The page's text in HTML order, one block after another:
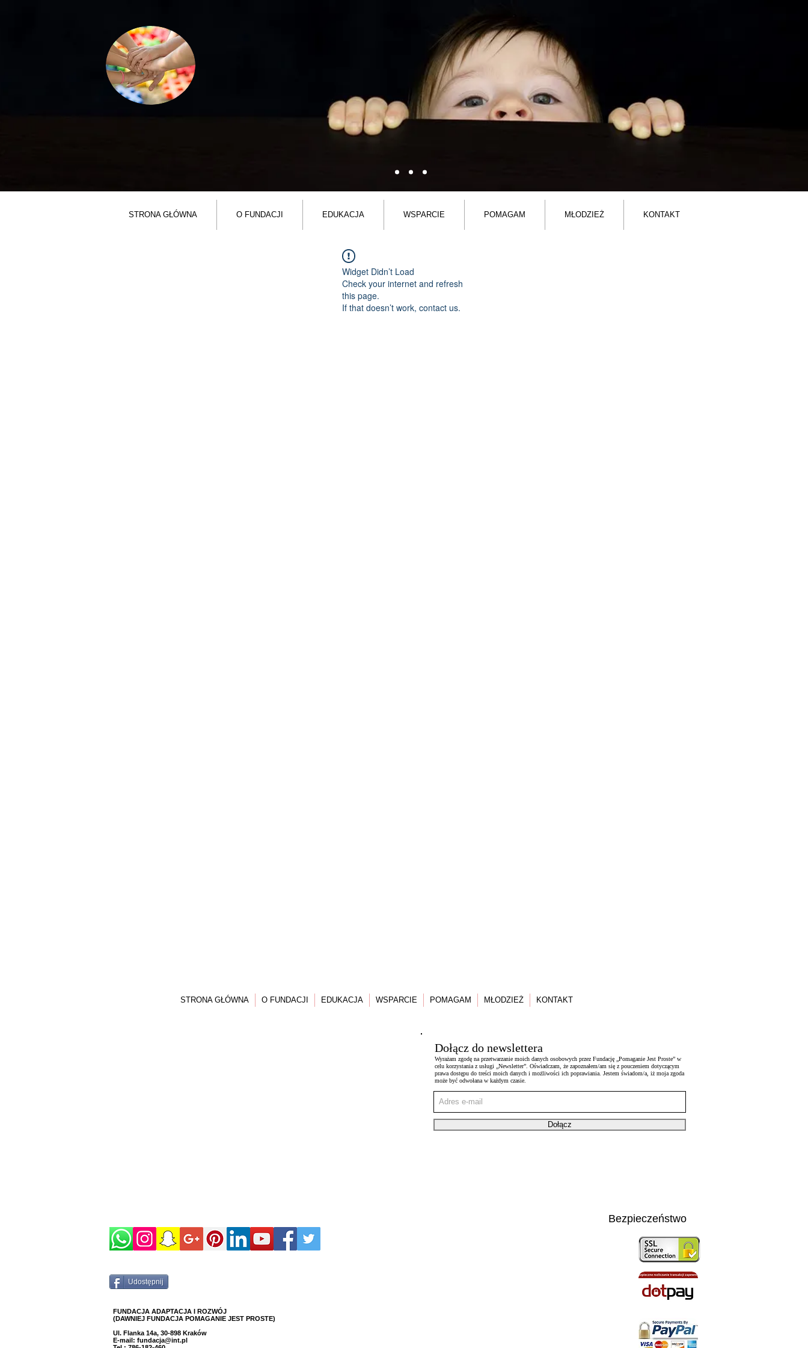
Widget Didn’t Load
Check your internet and refresh
this page.
If that doesn’t work, contact us.
STRONA GŁÓWNA O FUNDACJI EDUKACJA WSPARCIE POMAGAM MŁODZIEŻ KONTAKT
STRONA GŁÓWNA O FUNDACJI EDUKACJA WSPARCIE POMAGAM MŁODZIEŻ KONTAKT
Dołącz do newslettera
Wyrażam zgodę na przetwarzanie moich danych osobowych przez Fundację „Pomaganie Jest Proste” w
celu korzystania z usługi „Newsletter”. Oświadczam, że zapoznałem/am się z pouczeniem dotyczącym
prawa dostępu do treści moich danych i możliwości ich poprawiania. Jestem świadom/a, iż moja zgoda
może być odwołana w każdym czasie.
Dołącz
FUNDACJA ADAPTACJA I ROZWÓJ
(DAWNIEJ FUNDACJA POMAGANIE JEST PROSTE)
Ul. Flanka 14a, 30-898 Kraków
E-mail: fundacja@int.pl
Udostępnij
Bezpieczeństwo